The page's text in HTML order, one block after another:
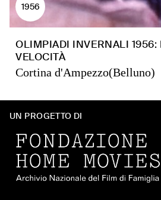
1956
OLIMPIADI INVERNALI 1956:
VELOCITÀ
Cortina d'Ampezzo(Belluno)
UN PROGETTO DI